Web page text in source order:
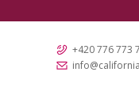
+420 776 773